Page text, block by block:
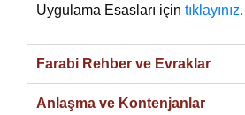
Uygulama Esasları için tıklayınız.
Farabi Rehber ve Evraklar
Anlaşma ve Kontenjanlar